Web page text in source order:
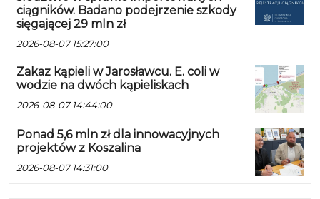
ciągników. Badano podejrzenie szkody
sięgającej 29 mln zł
2026-08-07 15:27:00
Zakaz kąpieli w Jarosławcu. E. coli w
wodzie na dwóch kąpieliskach
2026-08-07 14:44:00
Ponad 5,6 mln zł dla innowacyjnych
projektów z Koszalina
2026-08-07 14:31:00